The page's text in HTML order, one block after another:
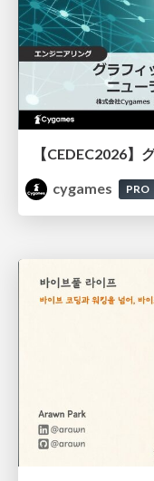
cygames
PRO